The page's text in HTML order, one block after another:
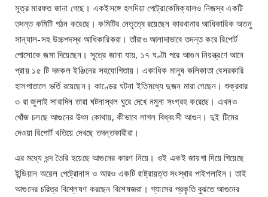
সূত্র মারফত জানা গেছে। একইসঙ্গে হলদিয়া পেট্রোকেমিক্যালও নিজস্ব একটি
তদন্ত কমিটি গঠন করেছে। কমিটির নেতৃত্বে রয়েছেন কারখানার আধিকারিক অতনু
সান্যাল-সহ উচ্চপদস্থ আধিকারিকরা। তাঁরাও আলাদাভাবে তদন্ত করে রিপোর্ট
পোসোকে জমা দিয়েছেন। সূত্রে জানা যায়, ১৭ ঘণ্টা পরে আগুন নিয়ন্ত্রণে আনে
প্রায় ১৫ টি দমকল ইঞ্জিনের সহযোগিতায়। একাধিক মানুষ কলিকাতা বেসরকারি
হাসপাতালে ভর্তি রয়েছেন। কাণ্ডের ঘটনা ইতিমধ্যে দুজন মারা গেছেন। শুক্রবার
৩ রা জুলাই সারাদিন তারা ঘটনাস্থল ঘুরে দেখে নমুনা সংগ্রহ করেছে। এখনও
খোঁজ চলছে আগুনের উৎস কোথায়, কীভাবে লাগল বিধ্বংসী আগুন। দুই টিমের
দেওয়া রিপোর্ট খতিয়ে দেখছে তদন্তকারীরা।
এর মধ্যে ধন্দ তৈরি হয়েছে আগুনের কারণ নিয়ে। ওই একই জায়গা দিয়ে গিয়েছে
ইন্ডিয়ান অয়েল পেট্রোনাস ও আরও একটি রাষ্ট্রায়ত্ত সংস্থার পাইপলাইন। তাই
আগুনের চরিত্র বিশ্লেষণ করছেন বিশেষজ্ঞরা। গ্যাসের প্রকৃতি বুঝতে আগুনের